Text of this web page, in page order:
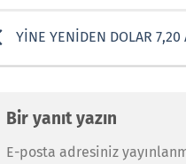
YİNE YENİDEN DOLAR
Bir yanıt yazın
E-posta adresiniz